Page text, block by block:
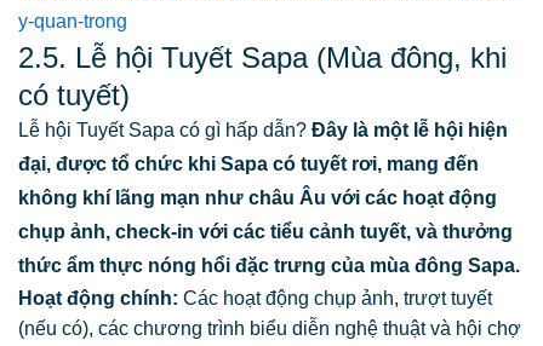
y-quan-trong
2.5. Lễ hội Tuyết Sapa (Mùa đông, khi
có tuyết)
Lễ hội Tuyết Sapa có gì hấp dẫn? Đây là một lễ hội hiện
đại, được tổ chức khi Sapa có tuyết rơi, mang đến
không khí lãng mạn như châu Âu với các hoạt động
chụp ảnh, check-in với các tiểu cảnh tuyết, và thưởng
thức ẩm thực nóng hổi đặc trưng của mùa đông Sapa.
Hoạt động chính: Các hoạt động chụp ảnh, trượt tuyết
(nếu có), các chương trình biểu diễn nghệ thuật và hội chợ